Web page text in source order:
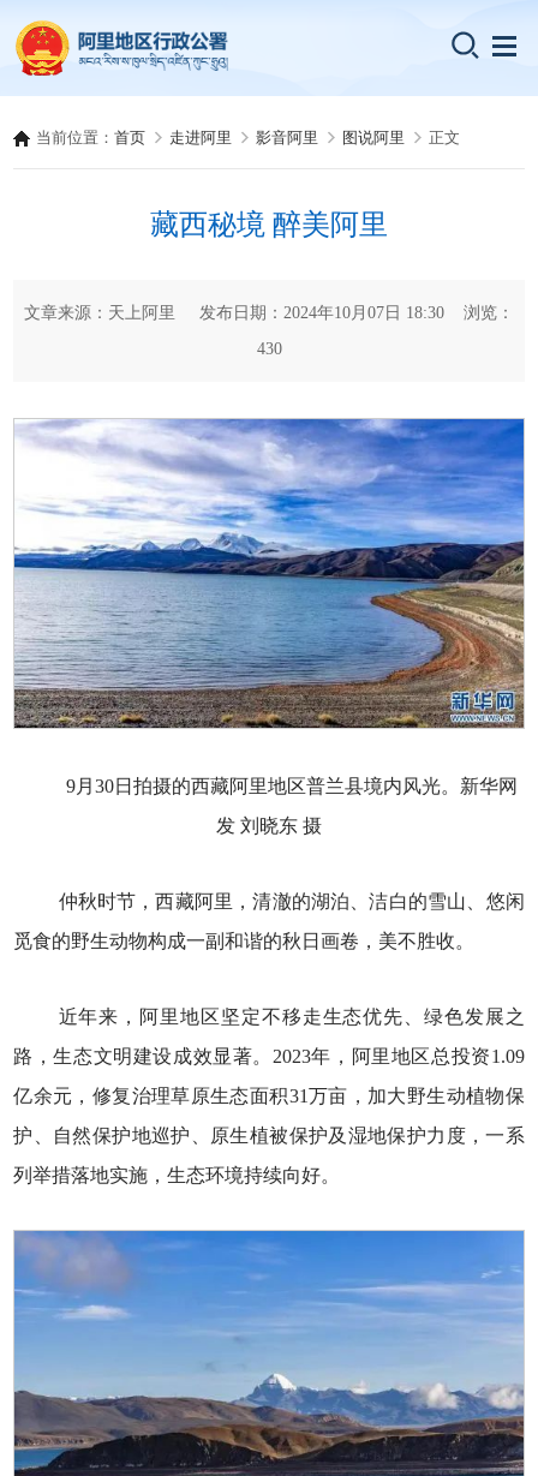
当前位置：首页 走进阿里 影音阿里 图说阿里 正文
藏西秘境 醉美阿里
文章来源：天上阿里 发布日期：2024年10月07日 18:30 浏览：
430
9月30日拍摄的西藏阿里地区普兰县境内风光。新华网
发 刘晓东 摄
仲秋时节，西藏阿里，清澈的湖泊、洁白的雪山、悠闲
觅食的野生动物构成一副和谐的秋日画卷，美不胜收。
近年来，阿里地区坚定不移走生态优先、绿色发展之
路，生态文明建设成效显著。2023年，阿里地区总投资1.09
亿余元，修复治理草原生态面积31万亩，加大野生动植物保
护、自然保护地巡护、原生植被保护及湿地保护力度，一系
列举措落地实施，生态环境持续向好。